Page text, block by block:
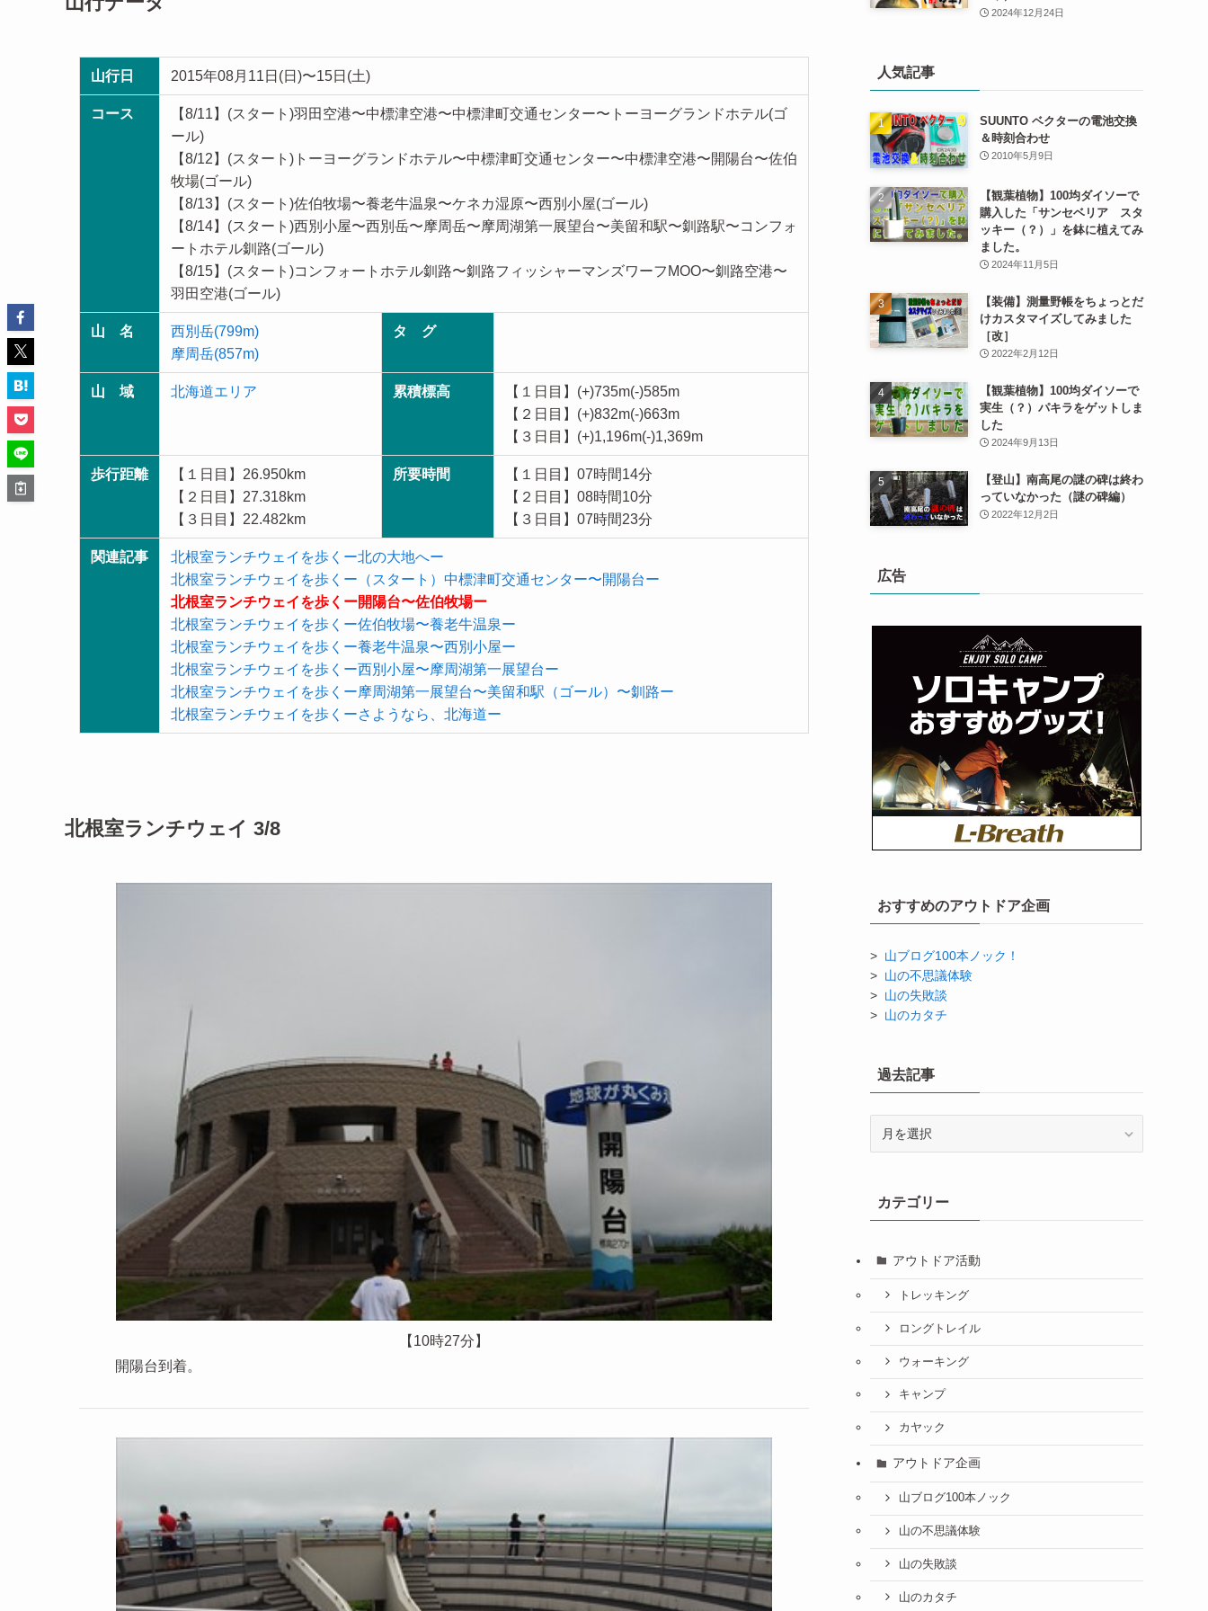
山行日 2015年08月11日(日)〜15日(土)
コース
【8/11】(スタート)羽田空港〜中標津空港〜中標津町交通センター〜トーヨーグランドホテル(ゴ
ール)
【8/12】(スタート)トーヨーグランドホテル〜中標津町交通センター〜中標津空港〜開陽台〜佐伯
牧場(ゴール)
【8/13】(スタート)佐伯牧場〜養老牛温泉〜ケネカ湿原〜西別小屋(ゴール)
【8/14】(スタート)西別小屋〜西別岳〜摩周岳〜摩周湖第一展望台〜美留和駅〜釧路駅〜コンフォ
ートホテル釧路(ゴール)
【8/15】(スタート)コンフォートホテル釧路〜釧路フィッシャーマンズワーフMOO〜釧路空港〜
羽田空港(ゴール)
山 名
西別岳(799m)
摩周岳(857m)
タ グ
山 域 北海道エリア 累積標高
【１日目】(+)735m(-)585m
【２日目】(+)832m(-)663m
【３日目】(+)1,196m(-)1,369m
歩行距離
【１日目】26.950km
【２日目】27.318km
【３日目】22.482km
所要時間
【１日目】07時間14分
【２日目】08時間10分
【３日目】07時間23分
関連記事
北根室ランチウェイを歩くー北の大地へー
北根室ランチウェイを歩くー（スタート）中標津町交通センター〜開陽台ー
北根室ランチウェイを歩くー開陽台〜佐伯牧場ー
北根室ランチウェイを歩くー佐伯牧場〜養老牛温泉ー
北根室ランチウェイを歩くー養老牛温泉〜西別小屋ー
北根室ランチウェイを歩くー西別小屋〜摩周湖第一展望台ー
北根室ランチウェイを歩くー摩周湖第一展望台〜美留和駅（ゴール）〜釧路ー
北根室ランチウェイを歩くーさようなら、北海道ー
北根室ランチウェイ 3/8
【10時27分】
開陽台到着。
2024年12月24日
人気記事
SUUNTO ベクターの電池交換
＆時刻合わせ
2010年5月9日
【観葉植物】100均ダイソーで
購入した「サンセベリア スタ
ッキー（？）」を鉢に植えてみ
ました。
2024年11月5日
【装備】測量野帳をちょっとだ
けカスタマイズしてみました
［改］
2022年2月12日
【観葉植物】100均ダイソーで
実生（？）パキラをゲットしま
した
2024年9月13日
【登山】南高尾の謎の碑は終わ
っていなかった（謎の碑編）
2022年12月2日
広告
おすすめのアウトドア企画
> 山ブログ100本ノック！
> 山の不思議体験
> 山の失敗談
> 山のカタチ
過去記事
カテゴリー
アウトドア活動
トレッキング
ロングトレイル
ウォーキング
キャンプ
カヤック
アウトドア企画
山ブログ100本ノック
山の不思議体験
山の失敗談
山のカタチ